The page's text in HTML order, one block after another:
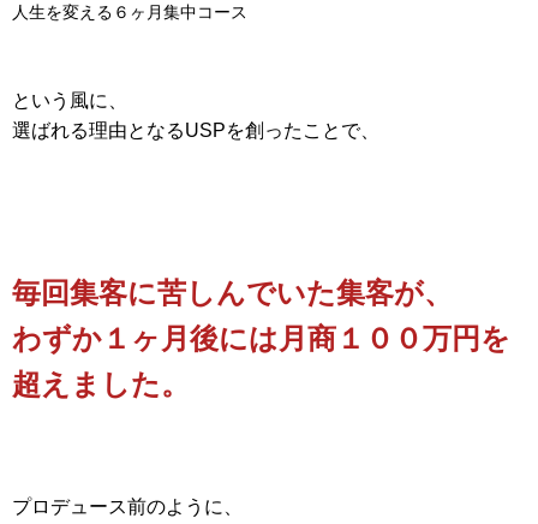
人生を変える６ヶ月集中コース
という風に、
選ばれる理由となるUSPを創ったことで、
毎回集客に苦しんでいた集客が、
わずか１ヶ月後には月商１００万円を
超えました。
プロデュース前のように、